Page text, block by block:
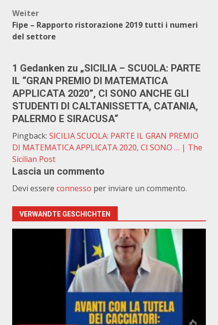
Weiter
Fipe – Rapporto ristorazione 2019 tutti i numeri
del settore
1 Gedanken zu „SICILIA – SCUOLA: PARTE
IL “GRAN PREMIO DI MATEMATICA
APPLICATA 2020”, CI SONO ANCHE GLI
STUDENTI DI CALTANISSETTA, CATANIA,
PALERMO E SIRACUSA“
Pingback: SICILIA SCUOLA: PARTE IL GRAN PREMIO
DI MATEMATICA APPLICATA 2020, CI SONO … | The
Sicilian Post
Lascia un commento
Devi essere connesso per inviare un commento.
VERWANDTE GESCHICHTEN